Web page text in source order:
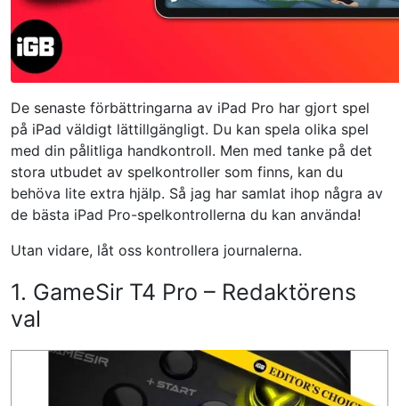
De senaste förbättringarna av iPad Pro har gjort spel
på iPad väldigt lättillgängligt. Du kan spela olika spel
med din pålitliga handkontroll. Men med tanke på det
stora utbudet av spelkontroller som finns, kan du
behöva lite extra hjälp. Så jag har samlat ihop några av
de bästa iPad Pro-spelkontrollerna du kan använda!
Utan vidare, låt oss kontrollera journalerna.
1. GameSir T4 Pro – Redaktörens
val